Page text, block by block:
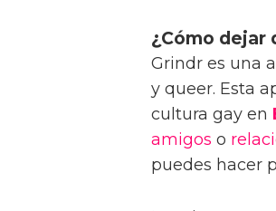
¿Cómo dejar
Grindr es una
y queer. Esta
cultura gay en
amigos o
puedes hacer